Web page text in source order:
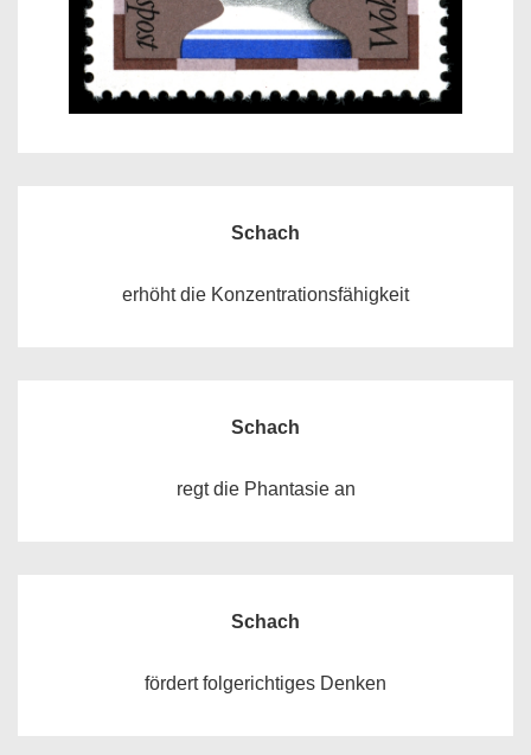
Schach
erhöht die Konzentrationsfähigkeit
Schach
regt die Phantasie an
Schach
fördert folgerichtiges Denken